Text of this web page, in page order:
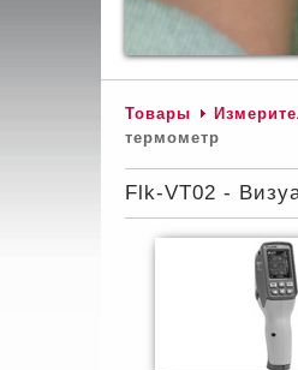
Товары
термометр
Flk-VT02 -